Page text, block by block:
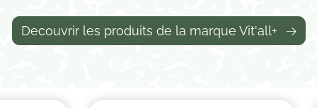
Decouvrir les produits de la marque Vit'all+